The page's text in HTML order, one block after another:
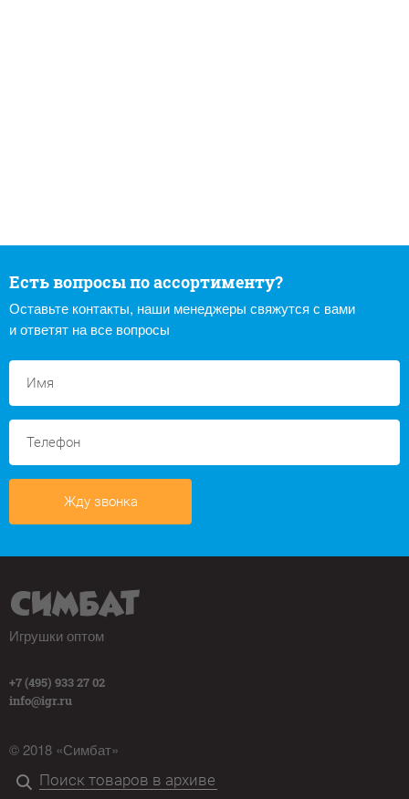
Есть вопросы по ассортименту?
Оставьте контакты, наши менеджеры свяжутся с вами
и ответят на все вопросы
Жду звонка
Игрушки оптом
+7 (495) 933 27 02
info@igr.ru
© 2018 «Симбат»